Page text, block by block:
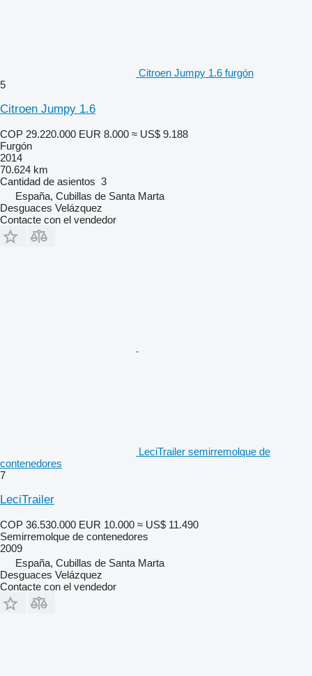
Citroen Jumpy 1.6 furgón
5
Citroen Jumpy 1.6
COP 29.220.000 EUR 8.000 ≈ US$ 9.188
Furgón
2014
70.624 km
Cantidad de asientos 3
España, Cubillas de Santa Marta
Desguaces Velázquez
Contacte con el vendedor
LeciTrailer semirremolque de
contenedores
7
LeciTrailer
COP 36.530.000 EUR 10.000 ≈ US$ 11.490
Semirremolque de contenedores
2009
España, Cubillas de Santa Marta
Desguaces Velázquez
Contacte con el vendedor